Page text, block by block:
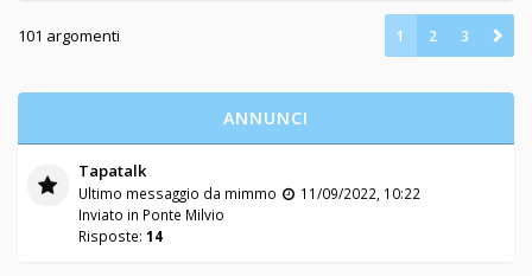
101 argomenti 1 2 3
ANNUNCI
Tapatalk
Ultimo messaggio da mimmo
11/09/2022, 10:22
Inviato in Ponte Milvio
Risposte: 14